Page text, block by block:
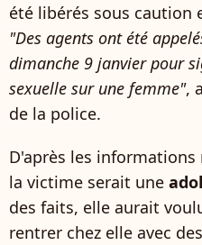
été libérés sous caution
"Des agents ont été
dimanche 9 janvier pour
sexuelle sur une femme",
de la police.
D'après les informations
la victime serait une
des faits, elle aurait
rentrer chez elle avec